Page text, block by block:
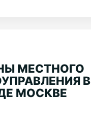
МЕСТНОГО
В
МОСКВЕ